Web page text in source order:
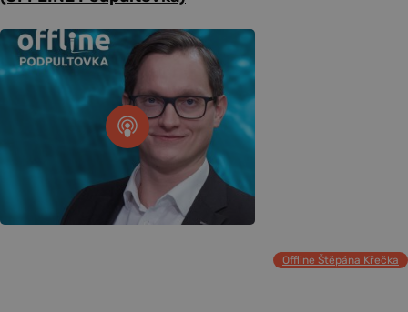
Offline Štěpána Křečka